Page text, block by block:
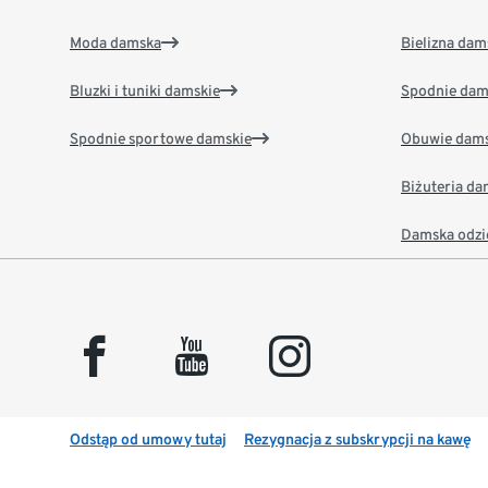
Moda damska
Bluzki i tuniki damskie
Spodnie sportowe damskie
Bielizna
Spodnie
Obuwie
Biżuteria
Damska
facebook youtube instagram
Odstąp od umowy tutaj Rezygnacja z subskrypcji na kawę